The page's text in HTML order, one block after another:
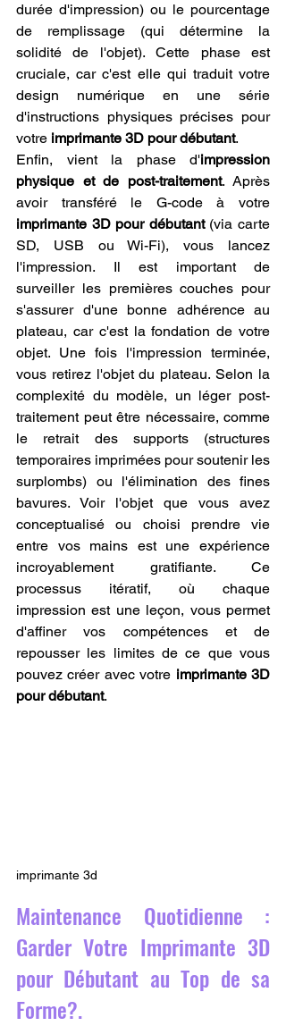
durée d'impression) ou le pourcentage
de remplissage (qui détermine la
solidité de l'objet). Cette phase est
cruciale, car c'est elle qui traduit votre
design numérique en une série
d'instructions physiques précises pour
votre imprimante 3D pour débutant.
Enfin, vient la phase d'impression
physique et de post-traitement. Après
imprimante 3D pour débutant (via carte
SD, USB ou Wi-Fi), vous lancez
l'impression. Il est important de
surveiller les premières couches pour
s'assurer d'une bonne adhérence au
plateau, car c'est la fondation de votre
objet. Une fois l'impression terminée,
vous retirez l'objet du plateau. Selon la
complexité du modèle, un léger post-
traitement peut être nécessaire, comme
le retrait des supports (structures
temporaires imprimées pour soutenir les
surplombs) ou l'élimination des fines
bavures. Voir l'objet que vous avez
conceptualisé ou choisi prendre vie
entre vos mains est une expérience
incroyablement gratifiante. Ce
processus itératif, où chaque
impression est une leçon, vous permet
d'affiner vos compétences et de
repousser les limites de ce que vous
pouvez créer avec votre imprimante 3D
pour débutant.
imprimante 3d
Maintenance Quotidienne :
Garder Votre Imprimante 3D
pour Débutant au Top de sa
Forme?.